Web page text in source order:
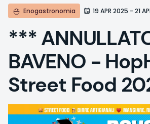
Enogastronomia 19 APR 2025 - 21
***
BAVENO -
Street Food